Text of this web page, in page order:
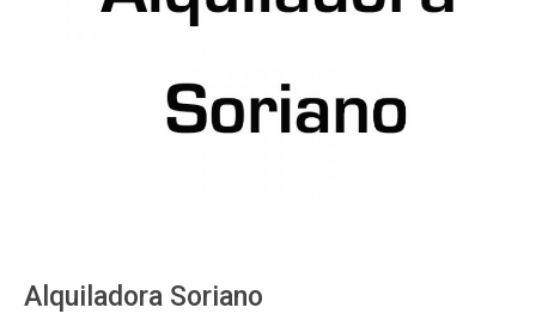
Alquiladora Soriano